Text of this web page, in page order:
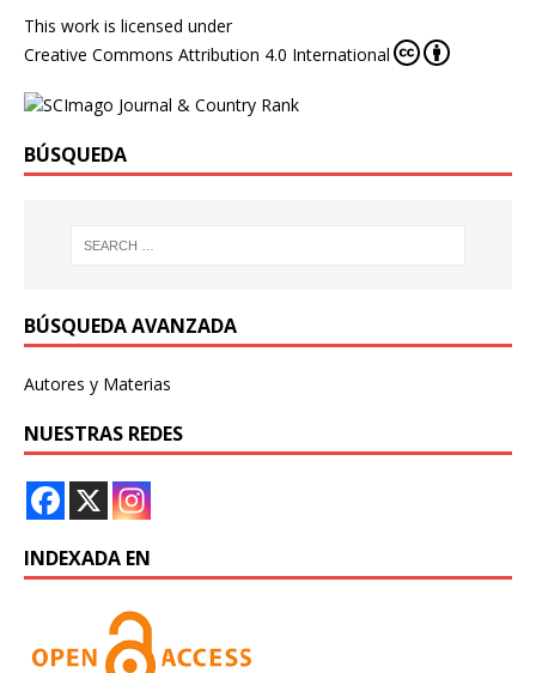
This work is licensed under
Creative Commons Attribution 4.0 International
BÚSQUEDA
BÚSQUEDA AVANZADA
Autores y Materias
NUESTRAS REDES
INDEXADA EN